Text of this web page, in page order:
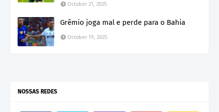
October 21, 2025
Grêmio joga mal e perde para o Bahia
October 19, 2025
NOSSAS REDES